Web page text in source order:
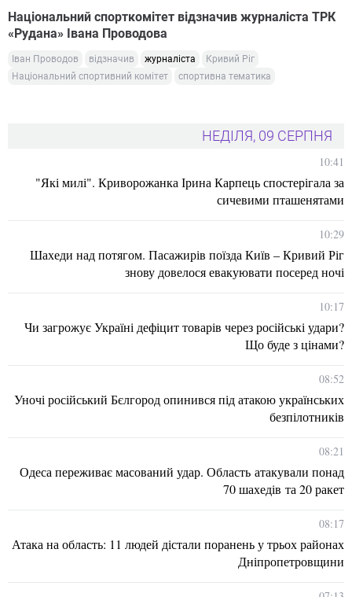
Національний спорткомітет відзначив журналіста ТРК
«Рудана» Івана Проводова
Іван Проводов відзначив журналіста
Кривий Ріг
Національний спортивний комітет
спортивна тематика
НЕДІЛЯ, 09 СЕРПНЯ
10:41
"Які милі". Криворожанка Ірина Карпець спостерігала за
сичевими пташенятами
10:29
Шахеди над потягом. Пасажирів поїзда Київ – Кривий Ріг
знову довелося евакуювати посеред ночі
10:17
Чи загрожує Україні дефіцит товарів через російські удари?
Що буде з цінами?
08:52
Уночі російський Бєлгород опинився під атакою українських
безпілотників
08:21
Одеса переживає масований удар. Область атакували понад
70 шахедів та 20 ракет
08:17
Атака на область: 11 людей дістали поранень у трьох районах
Дніпропетровщини